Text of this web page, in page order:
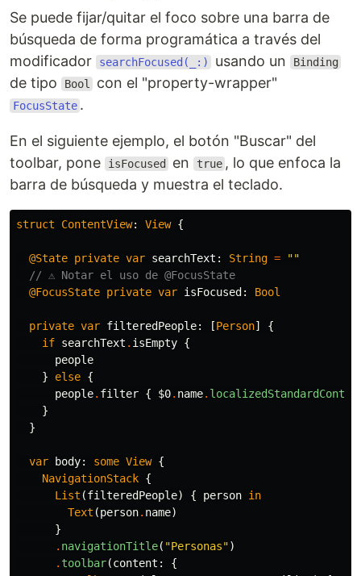
Se puede fijar/quitar el foco sobre una barra de
búsqueda de forma programática a través del
modificador
searchFocused(_:) usando un Binding
de tipo Bool con el "property-wrapper"
FocusState .
En el siguiente ejemplo, el botón "Buscar" del
toolbar, pone
isFocused en true , lo que enfoca la
barra de búsqueda y muestra el teclado.
struct ContentView: View {
@State private var searchText : String =
""
// ⚠️ Notar el uso de @FocusState
@FocusState private var isFocused : Bool
private var filteredPeople: [Person]
{
if searchText . isEmpty {
people
}
else {
people. filter { $0. name.
}
}
var body: some View {
NavigationStack {
List (filteredPeople) { person in
Text (person. name)
}
. navigationTitle( "Personas")
. toolbar(content :
{